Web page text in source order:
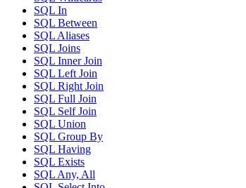
SQL In
SQL Between
SQL Aliases
SQL Joins
SQL Inner Join
SQL Left Join
SQL Right Join
SQL Full Join
SQL Self Join
SQL Union
SQL Group By
SQL Having
SQL Exists
SQL Any, All